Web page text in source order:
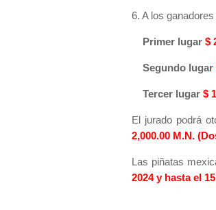
6. A los
Primer lugar $
Segundo lugar
Tercer lugar $
El jurado podrá
2,000.00 M.N.
Las piñatas
2024 y hasta el